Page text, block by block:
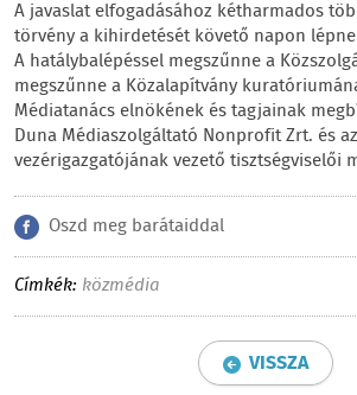
A javaslat elfogadásához kétharmados
törvény a kihirdetését követő napon
A hatálybalépéssel megszűnne a
megszűnne a Közalapítvány
Médiatanács elnökének és tagjainak
Duna Médiaszolgáltató Nonprofit Zrt. és
vezérigazgatójának vezető tisztségviselői
Oszd meg barátaiddal
Címkék: közmédia
VISSZA